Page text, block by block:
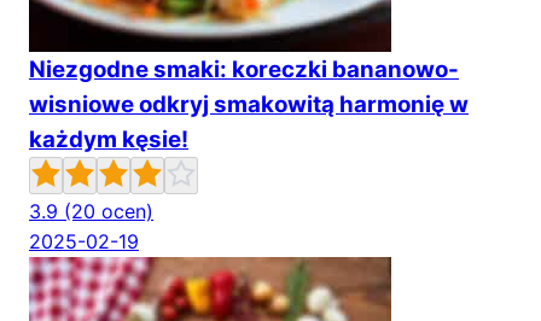
Niezgodne smaki: koreczki bananowo-
wisniowe odkryj smakowitą harmonię w
każdym kęsie!
3.9 (20 ocen)
2025-02-19